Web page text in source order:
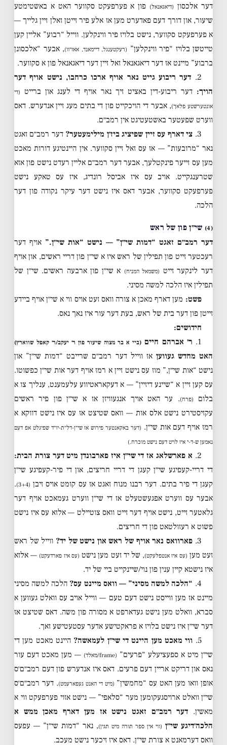
דער אלכסון (דיאגאנאל) פון א פערפעקט סקווער האט א באשטימטע
שיעור, און דורך דעם פאדערט מען אז אלע פיר זייטן זאלן זיין גלייך —
א פערפעקט סקווער, נישט בלויז פיר ווינקלען. ווייל “רבוע” אליין קען
טייטשן בלויז “פיר ווינקלען” (רעקטענגל, דיימאנד, אאז״וו), אבער “אלכסונן
ברבוע” מיינט אז דער דיאגאנאל זאל זיין דער דיאגאנאל פון א סקווער.
2. דער ריבוע גייט נאר אויף ארכו כרחבו, נישט אויף דער
הויך: דער ריבוע-דין באציט זיך נאר אויף די לענג און ברייט (די
אונטערשטע פלאך), אבער די הויכקייט פון די בתים מעג זיין אנדערש. דאס
ווערט שפעטער באשטעטיגט אין רמב״ם.
3. צי דארף עס זיין שפיציג ביז׳ן מילימעטער? דער רמב״ם זאגט
נאר “מרובעות” — אז עס זאל זיין סקווער. אין היינטיגע דורות מאכט
מען עס זייער פינקטלעך, אבער דער רמב״ם אליין רעדט נישט פון אזא
שטרענגקייט. אויב עס איז אביסל רונדיג, איז עס טאקע נישט
פערפעקט סקווער, אבער דאס איז נישט דער עיקר נקודה פון דער
הלכה.
(4)
שי״ן פון של ראש
דער רמב״ם זאגט “דמות שי״ן” — נישט “אות שי״ן.” אויף דער
רעכטער זייט פון תפילין של ראש איז א שי״ן פון דריי ראשים, און אויף
דער לינקער זייט (משמאל המניח) א שי״ן פון ארבעה ראשים. שי״ן של
תפילין איז הלכה למשה מסיני.
פשט: מען דארף מאכן א צורה וואס זעט אויס ווי א שי״ן אויף ביידע
זייטן פון דער בית של ראש, בעת דער עור איז נאך נאס.
חידושים:
1. ר׳ אברהם חיים (ביי א בר מצוה שיעור פון ר׳ יעקב/ר׳ קאפל שווארץ)
האט מחדש געווען אז ווייל דער רמב״ם שרייבט “דמות שי״ן” און
נישט “אות שי״ן,” מוז עס נישט זיין א רמז אויף דער אות שי״ן כפשוטו.
עס קען זיין א “שיינע דיזיין” — א דעקאראטיווע עלעמענט, ענליך צו א
בלום
(פרח). ער האט אויך אנגעוויזן אז א שי״ן פון פיר ראשים
עקזיסטירט נישט אלס אות — וואס שטיצט אז עס איז נישט דווקא א
רמז אויף דעם אות שי״ן. (דער באקאנטער פירוש אז שי״ן-דל״ת-יו״ד שפיגלט אפ דעם
נאמען ש-ד-י איז לויט דעם נישט מוכרח.)
2. א פארשלאג אז די שי״ן איז פארבונדן מיט דער צורת הבית:
די דריי-קעפיגע שי״ן קעגן די דריי חריצים, און די פיר-קעפיגע שי״ן
קעגן די פיר בתים. דער רבנו מנוח זאגט אז עס קומט אויס זיבן (3+4)
.
אבער עס ווערט אפגעשטעלט אז די שי״ן ווערט געמאכט אויף דער
גלאטער זייט, נישט אויף דער זייט וואס צוטיילט — אלזא עס איז נישט
פשוט א רעזולטאט פון די חריצים.
3. פארוואס נאר אויף של ראש און נישט של יד? ווייל של ראש
זעט מען (עס איז אנטפלעקט), של יד זעט מען נישט (עס איז פארדעקט) — אלזא
איז נישטא קיין ענין פון נוי/שיינקייט ביי של יד.
4. “הלכה למשה מסיני” — וואס מיינט עס? הלכה למשה מסיני
מיינט אז מען ווייסט נישט דעם טעם — ווייל אויב עס וואלט געווען א
סברא, וואלט מען נישט געדארפט א מסורה פון משה. דאס שטיצט אז
דער שי״ן איז נישט בלויז א פראקטישע אדער עסטעטישע זאך.
5. ווי מאכט מען היינט די שי״ן לעמאשה? היינט מאכט מען די
שי״ן מיט א ספעציעלע “פרעים” (frame/מאלד)
— מען מאכט דעם עור
נאס און דריקט אריין דעם פרעים. דאס איז אנדערש פון דעם רמב״ם׳ס
אופן וואו מען האט עס “מחמשין” (מיט די האנט געפארעמט). דער רמב״ם׳ס
שי״ן וואלט ארויסגעקומען מער “סלאפי” — נישט אזוי פערפעקט ווי א
מאשין. דער רמב״ם זאגט נישט אז מען דארף מאכן ממש א
הלכה׳דיגע שי״ן (ווי אין ספר תורה מיט תגין), נאר “דמות שי״ן” — עפעס
וואס דערמאנט א צורת שי״ן. דאס איז זיכער נישט מעכב.